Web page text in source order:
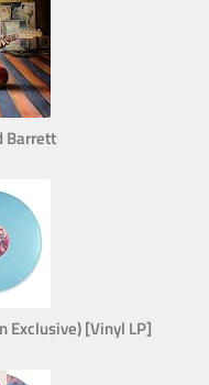
Barrett
Exclusive) [Vinyl LP]